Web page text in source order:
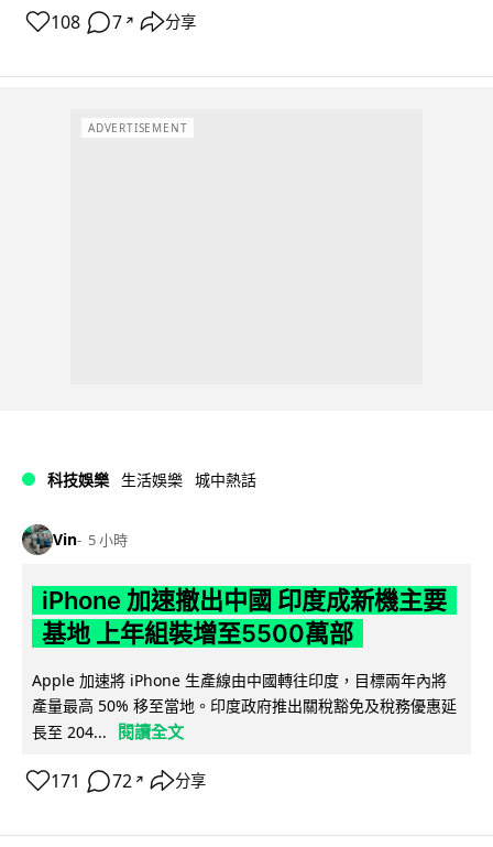
108 7 ↗ 分享
ADVERTISEMENT
科技娛樂 生活娛樂 城中熱話
Vin 5 小時
iPhone 加速撤出中國 印度成新機主要
基地 上年組裝增至5500萬部
Apple 加速將 iPhone 生產線由中國轉往印度，目標兩年內將
產量最高 50% 移至當地。印度政府推出關稅豁免及稅務優惠延
長至 204...
閱讀全文
171 72 ↗ 分享